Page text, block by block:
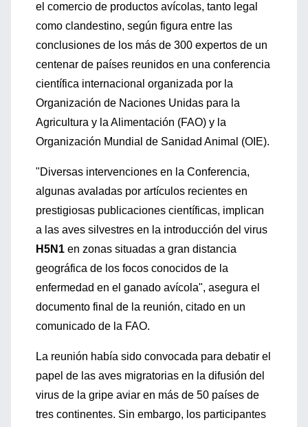
el comercio de productos avícolas, tanto legal
como clandestino, según figura entre las
conclusiones de los más de 300 expertos de un
centenar de países reunidos en una conferencia
científica internacional organizada por la
Organización de Naciones Unidas para la
Agricultura y la Alimentación (FAO) y la
Organización Mundial de Sanidad Animal (OIE).
"Diversas intervenciones en la Conferencia,
algunas avaladas por artículos recientes en
prestigiosas publicaciones científicas, implican
a las aves silvestres en la introducción del virus
H5N1 en zonas situadas a gran distancia
geográfica de los focos conocidos de la
enfermedad en el ganado avícola", asegura el
documento final de la reunión, citado en un
comunicado de la FAO.
La reunión había sido convocada para debatir el
papel de las aves migratorias en la difusión del
virus de la gripe aviar en más de 50 países de
tres continentes. Sin embargo, los participantes